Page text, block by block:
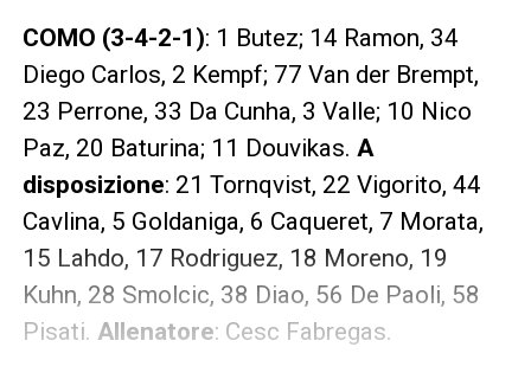
COMO (3-4-2-1): 1 Butez; 14 Ramon, 34
Diego Carlos, 2 Kempf; 77 Van der Brempt,
23 Perrone, 33 Da Cunha, 3 Valle; 10 Nico
Paz, 20 Baturina; 11 Douvikas. A
disposizione: 21 Tornqvist, 22 Vigorito, 44
Cavlina, 5 Goldaniga, 6 Caqueret, 7 Morata,
15 Lahdo, 17 Rodriguez, 18 Moreno, 19
Kuhn, 28 Smolcic, 38 Diao, 56 De Paoli, 58
Pisati. Allenatore: Cesc Fabregas.